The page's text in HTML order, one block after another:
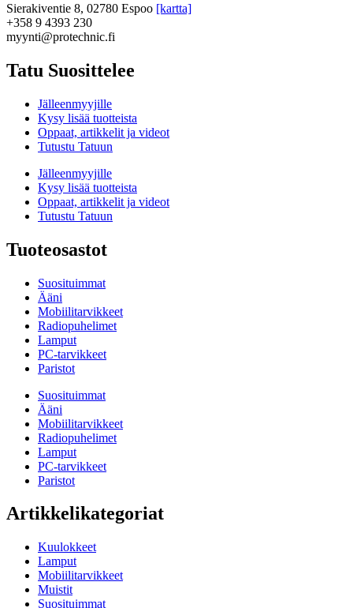
Sierakiventie 8, 02780 Espoo [kartta]
+358 9 4393 230
myynti@protechnic.fi
Tatu Suosittelee
Jälleenmyyjille
Kysy lisää tuotteista
Oppaat, artikkelit ja videot
Tutustu Tatuun
Jälleenmyyjille
Kysy lisää tuotteista
Oppaat, artikkelit ja videot
Tutustu Tatuun
Tuoteosastot
Suosituimmat
Ääni
Mobiilitarvikkeet
Radiopuhelimet
Lamput
PC-tarvikkeet
Paristot
Suosituimmat
Ääni
Mobiilitarvikkeet
Radiopuhelimet
Lamput
PC-tarvikkeet
Paristot
Artikkelikategoriat
Kuulokkeet
Lamput
Mobiilitarvikkeet
Muistit
Suosituimmat